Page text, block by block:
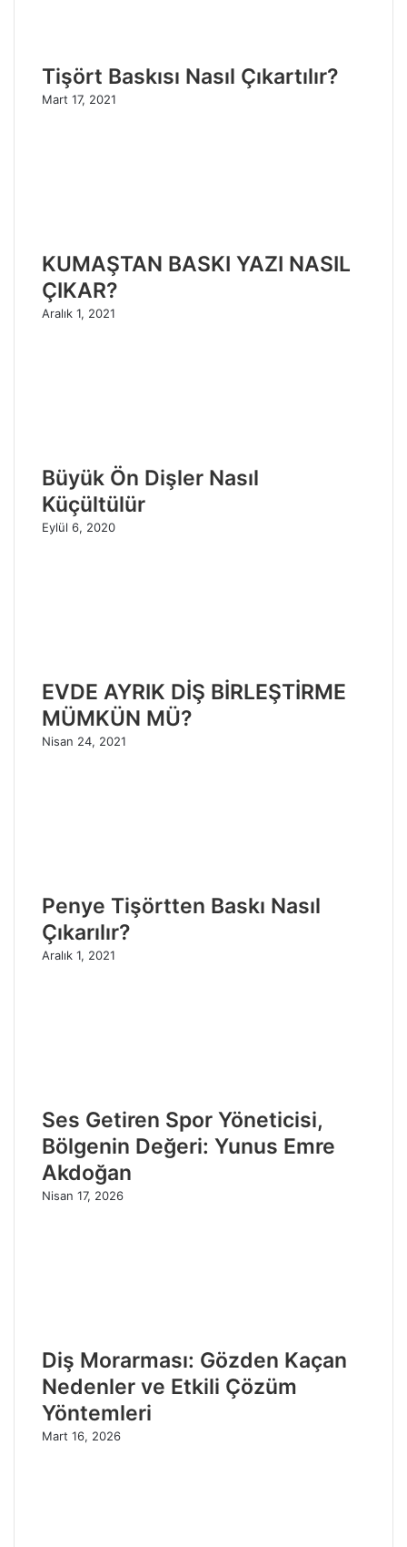
Tişört Baskısı Nasıl Çıkartılır?
Mart 17, 2021
KUMAŞTAN BASKI YAZI NASIL
ÇIKAR?
Aralık 1, 2021
Büyük Ön Dişler Nasıl
Küçültülür
Eylül 6, 2020
EVDE AYRIK DİŞ BİRLEŞTİRME
MÜMKÜN MÜ?
Nisan 24, 2021
Penye Tişörtten Baskı Nasıl
Çıkarılır?
Aralık 1, 2021
Ses Getiren Spor Yöneticisi,
Bölgenin Değeri: Yunus Emre
Akdoğan
Nisan 17, 2026
Diş Morarması: Gözden Kaçan
Nedenler ve Etkili Çözüm
Yöntemleri
Mart 16, 2026